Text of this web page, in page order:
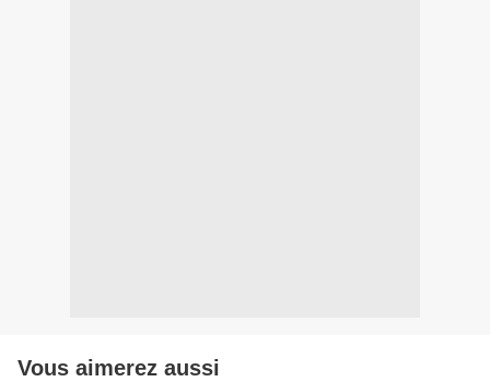
Vous aimerez aussi